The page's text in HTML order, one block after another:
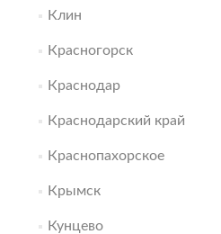
Клин
Красногорск
Краснодар
Краснодарский край
Краснопахорское
Крымск
Кунцево